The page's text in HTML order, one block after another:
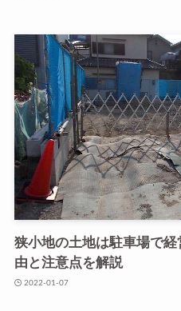
狭小地の土地は駐車場で
由と注意点を解説
2022-01-07